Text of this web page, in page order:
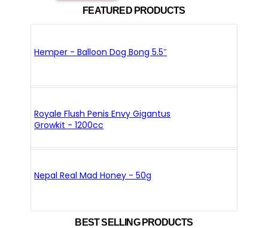
FEATURED PRODUCTS
Hemper - Balloon Dog Bong 5.5″
Royale Flush Penis Envy Gigantus
Growkit - 1200cc
Nepal Real Mad Honey - 50g
BEST SELLING PRODUCTS